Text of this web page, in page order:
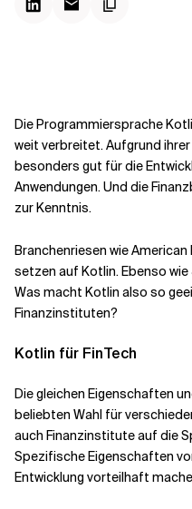
Verwandte Themen
Die Programmiersprache
weit verbreitet. Aufgrund
besonders gut für die
Anwendungen. Und die
zur Kenntnis.
Branchenriesen wie
setzen auf Kotlin. Ebenso wie
Was macht Kotlin also so
Finanzinstituten?
Kotlin für FinTech
Die gleichen Eigenschaften
beliebten Wahl für
auch Finanzinstitute auf die
Spezifische Eigenschaften
Entwicklung vorteilhaft